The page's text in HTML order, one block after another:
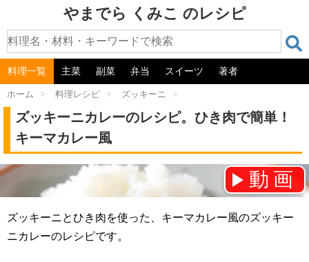
やまでら くみこ のレシピ
料理一覧 主菜 副菜 弁当 スイーツ 著者
ホーム > 料理レシピ > ズッキーニ >
ズッキーニカレーのレシピ。ひき肉で簡単！
キーマカレー風
動画
チャンネル登録をお願いします！⇒
ズッキーニとひき肉を使った、キーマカレー風のズッキー
ニカレーのレシピです。